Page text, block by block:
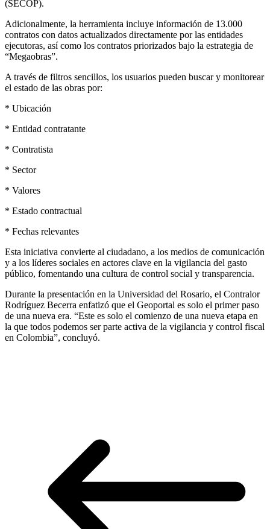
(SECOP).
Adicionalmente, la herramienta incluye información de 13.000
contratos con datos actualizados directamente por las entidades
ejecutoras, así como los contratos priorizados bajo la estrategia de
“Megaobras”.
A través de filtros sencillos, los usuarios pueden buscar y monitorear
el estado de las obras por:
* Ubicación
* Entidad contratante
* Contratista
* Sector
* Valores
* Estado contractual
* Fechas relevantes
Esta iniciativa convierte al ciudadano, a los medios de comunicación
y a los líderes sociales en actores clave en la vigilancia del gasto
público, fomentando una cultura de control social y transparencia.
Durante la presentación en la Universidad del Rosario, el Contralor
Rodríguez Becerra enfatizó que el Geoportal es solo el primer paso
de una nueva era. “Este es solo el comienzo de una nueva etapa en
la que todos podemos ser parte activa de la vigilancia y control fiscal
en Colombia”, concluyó.